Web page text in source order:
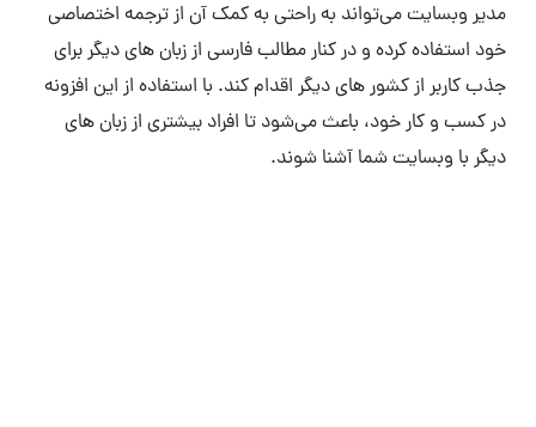
مدیر وبسایت می‌تواند به راحتی به کمک آن از ترجمه اختصاصی
خود استفاده کرده و در کنار مطالب فارسی از زبان های دیگر برای
جذب کاربر از کشور های دیگر اقدام کند. با استفاده از این افزونه
در کسب و کار خود، باعث می‌شود تا افراد بیشتری از زبان های
دیگر با وبسایت شما آشنا شوند.